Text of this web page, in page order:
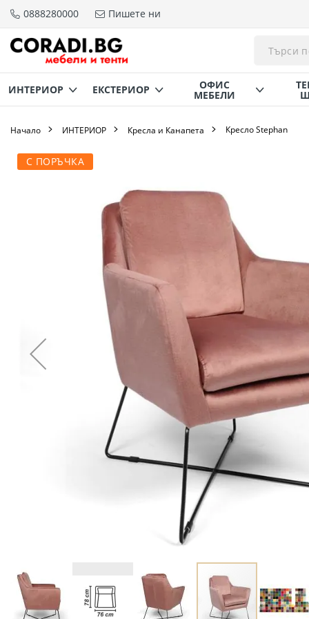
Прескачане
съдържанието
0888280000 Пишете ни
ИНТЕРИОР ЕКСТЕРИОР ОФИС
МЕБЕЛИ
Начало ИНТЕРИОР Кресла и Канапета Кресло Stephan
С ПОРЪЧКА
Преминете
към